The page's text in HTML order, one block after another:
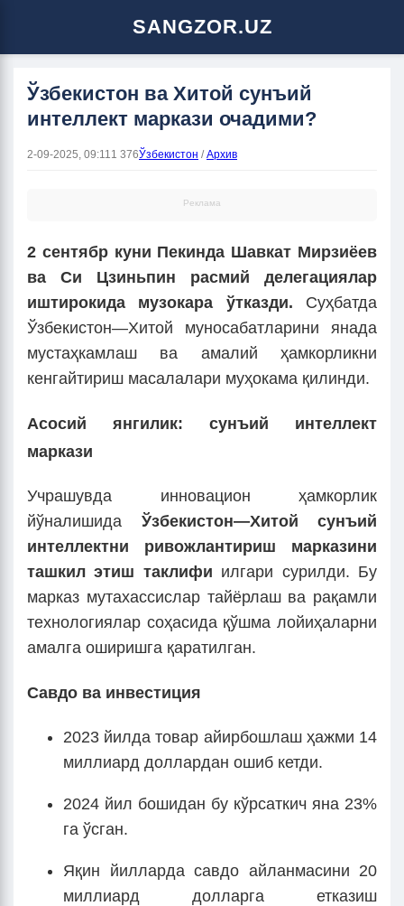
SANGZOR.UZ
Ўзбекистон ва Хитой сунъий
интеллект маркази очадими?
2-09-2025, 09:111 376Ўзбекистон /Архив
Реклама
2 сентябр куни Пекинда Шавкат Мирзиёев
ва Си Цзиньпин расмий делегациялар
иштирокида музокара ўтказди. Суҳбатда
Ўзбекистон—Хитой муносабатларини янада
мустаҳкамлаш ва амалий ҳамкорликни
кенгайтириш масалалари муҳокама қилинди.
Асосий янгилик: сунъий интеллект
маркази
Учрашувда инновацион ҳамкорлик
йўналишида Ўзбекистон—Хитой сунъий
интеллектни ривожлантириш марказини
ташкил этиш таклифи илгари сурилди. Бу
марказ мутахассислар тайёрлаш ва рақамли
технологиялар соҳасида қўшма лойиҳаларни
амалга оширишга қаратилган.
Савдо ва инвестиция
2023 йилда товар айирбошлаш ҳажми 14
миллиард доллардан ошиб кетди.
2024 йил бошидан бу кўрсаткич яна 23%
га ўсган.
Яқин йилларда савдо айланмасини 20
миллиард долларга етказиш